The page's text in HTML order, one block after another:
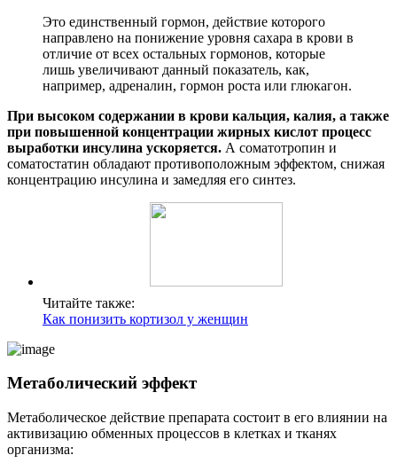
Это единственный гормон, действие которого
направлено на понижение уровня сахара в крови в
отличие от всех остальных гормонов, которые
лишь увеличивают данный показатель, как,
например, адреналин, гормон роста или глюкагон.
При высоком содержании в крови кальция, калия, а также
при повышенной концентрации жирных кислот процесс
выработки инсулина ускоряется. А соматотропин и
соматостатин обладают противоположным эффектом, снижая
концентрацию инсулина и замедляя его синтез.
Читайте также:
Как понизить кортизол у женщин
Метаболический эффект
Метаболическое действие препарата состоит в его влиянии на
активизацию обменных процессов в клетках и тканях
организма: